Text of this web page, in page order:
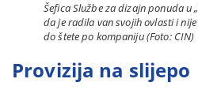
Šefica Službe za dizajn ponuda u
da je radila van svojih ovlasti i
do štete po kompaniju (Foto: CIN)
Provizija na slijepo